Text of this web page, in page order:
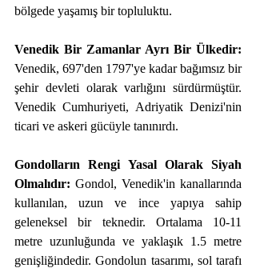
bölgede yaşamış bir topluluktu.
Venedik Bir Zamanlar Ayrı Bir Ülkedir:
Venedik, 697'den 1797'ye kadar bağımsız bir
şehir devleti olarak varlığını sürdürmüştür.
Venedik Cumhuriyeti, Adriyatik Denizi'nin
ticari ve askeri gücüyle tanınırdı.
Gondolların Rengi Yasal Olarak Siyah
Olmalıdır: Gondol, Venedik'in kanallarında
kullanılan, uzun ve ince yapıya sahip
geleneksel bir teknedir. Ortalama 10-11
metre uzunluğunda ve yaklaşık 1.5 metre
genişliğindedir. Gondolun tasarımı, sol tarafı